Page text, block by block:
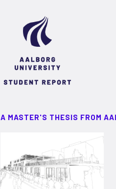
A MASTER'S THESIS FROM